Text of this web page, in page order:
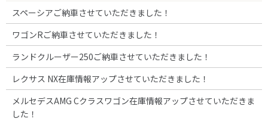
スペーシアご納車させていただきました！
ワゴンRご納車させていただきました！
ランドクルーザー250ご納車させていただきました！
レクサス NX在庫情報アップさせていただきました！
メルセデスAMG Cクラスワゴン在庫情報アップさせていただきま
した！